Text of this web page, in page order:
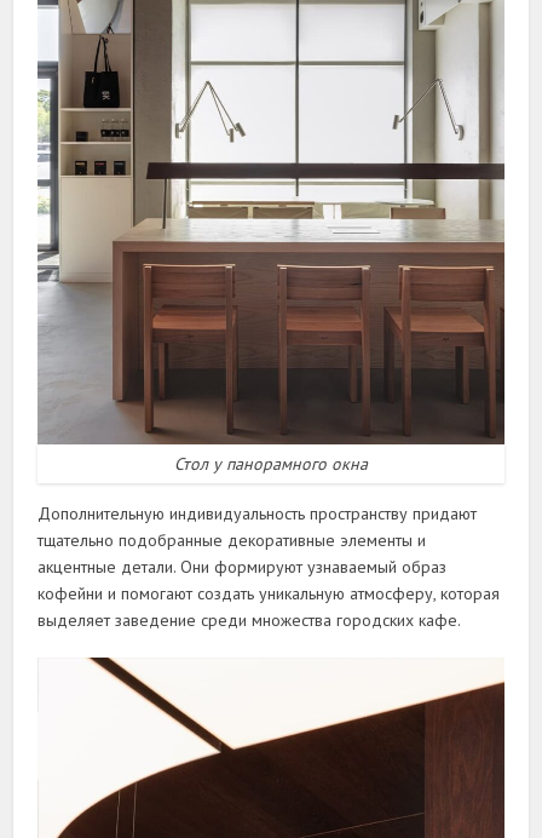
Стол у панорамного окна
Дополнительную индивидуальность пространству придают
тщательно подобранные декоративные элементы и
акцентные детали. Они формируют узнаваемый образ
кофейни и помогают создать уникальную атмосферу, которая
выделяет заведение среди множества городских кафе.